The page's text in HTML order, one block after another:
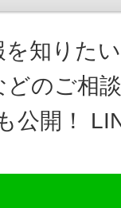
知りた
のご相
公開！